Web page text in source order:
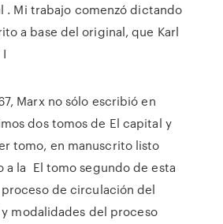
. Mi trabajo comenzó dictando
a base del original, que Karl
Marx no sólo escribió en
dos tomos de El capital y
tomo, en manuscrito listo
a la El tomo segundo de esta
de circulación del
modalidades del proceso